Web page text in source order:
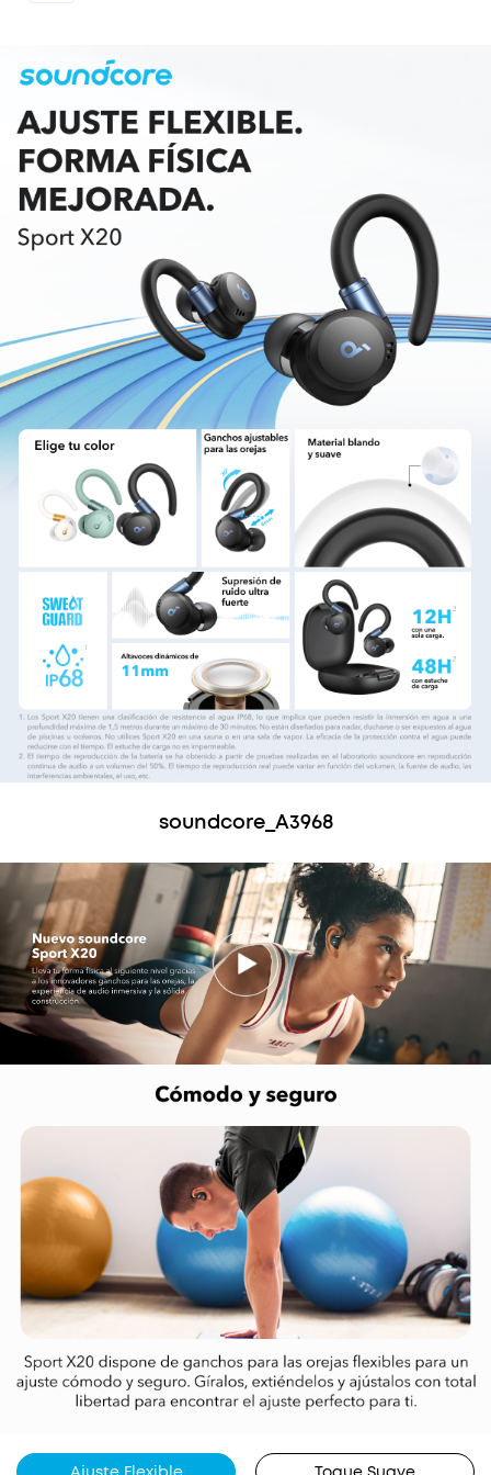
inspiración submarina, que protege los
componentes internos contra los daños
causados por el agua, el sudor y el polvo.
Muévete sin miedo.
Batería de larga duración
deportivos Sport X20 ofrecen una gran
autonomía de hasta 12 horas con una sola
carga, que se amplía a 48 horas cuando se
utiliza el estuche de carga. Con la función de
carga rápida, puedes empezar tu rutina de
entretenimiento sin esperas
soundcore_A3968